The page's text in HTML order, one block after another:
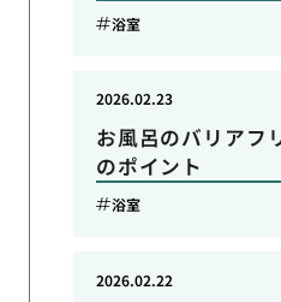
浴室
お風呂のバリアフ
のポイント
2026.02.23
浴室
2026.02.22